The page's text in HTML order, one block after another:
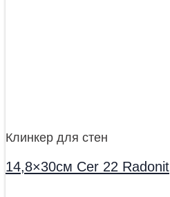
Клинкер для стен
14,8×30см Cer 22 Radonit